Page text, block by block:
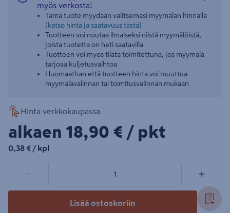
myös verkosta!
Tämä tuote myydään valitsemasi myymälän hinnalla
(katso hinta ja saatavuus tästä)
Tuotteen voi noutaa ilmaiseksi niistä myymälöistä,
joista tuotetta on heti saatavilla
Tuotteen voi myös tilata toimitettuna, jos myymälä
tarjoaa kuljetusvaihtoa
Huomaathan että tuotteen hinta voi muuttua
myymälävalinnan tai toimitusvalinnan mukaan
Hinta verkkokaupassa
alkaen 18,90€/pkt
18,90 € / pkt
0,38€/kpl
0,38 € / kpl
− +
Lisää ostoskoriin